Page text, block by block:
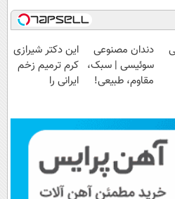
دندان مصنوعی
سوئیسی | سبک،
مقاوم، طبیعی!
اقساطی😍
این دکتر شیرازی
کرم ترمیم زخم
ایرانی را